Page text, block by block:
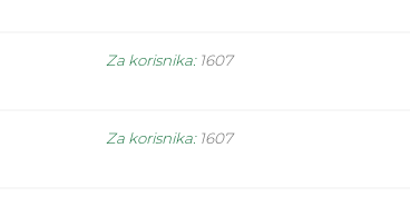
Za korisnika: 1607
Za korisnika: 1607